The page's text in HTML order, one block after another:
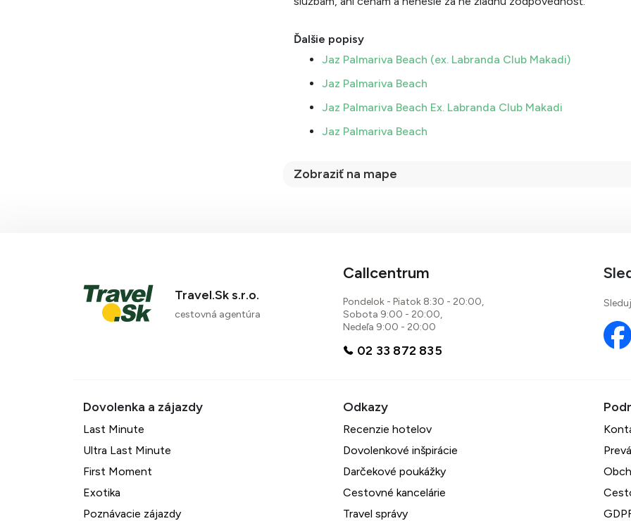
Ďalšie popisy
Jaz Palmariva Beach (ex. Labranda Club Makadi)
Jaz Palmariva Beach
Jaz Palmariva Beach Ex. Labranda Club Makadi
Jaz Palmariva Beach
Zobraziť na mape
Travel.Sk s.r.o.
cestovná agentúra
Callcentrum
Pondelok - Piatok 8:30 - 20:00,
Sobota 9:00 - 20:00,
Nedeľa 9:00 - 20:00
02 33 872 835
Last Minute
Ultra Last Minute
First Moment
Exotika
Poznávacie zájazdy
Recenzie hotelov
Dovolenkové inšpirácie
Darčekové poukážky
Cestovné kancelárie
Travel správy